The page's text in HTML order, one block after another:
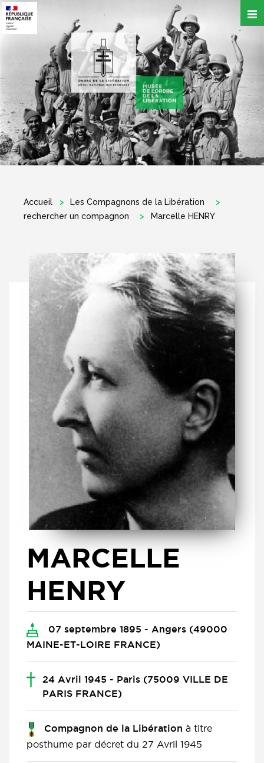
contenu
principal
Accueil
Les Compagnons de la Libération
rechercher un compagnon
Marcelle HENRY
MARCELLE
HENRY
07 septembre 1895 - Angers (49000
MAINE-ET-LOIRE FRANCE)
24 Avril 1945 - Paris (75009 VILLE DE
PARIS FRANCE)
Compagnon de la Libération à titre
posthume par décret du 27 Avril 1945